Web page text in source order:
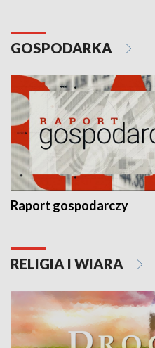
GOSPODARKA
Raport gospodarczy
RELIGIA I WIARA